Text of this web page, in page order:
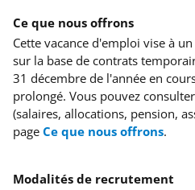
Ce que nous offrons
Cette vacance d'emploi vise à
sur la base de contrats
31 décembre de l'année en
prolongé. Vous pouvez
(salaires, allocations, pension,
page Ce que nous offrons.
Modalités de recrutement